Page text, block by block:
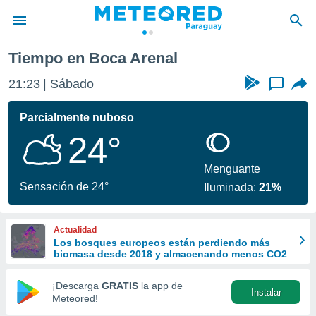
de
ha
que se
calidad.
a este
las
y
forma
digital
basada
Tiempo en Boca Arenal
21:23 Sábado ...
Parcialmente nuboso
24°
Sensación de 24°
Menguante
Iluminada:21%
Actualidad
Los bosques europeos están perdiendo más
biomasa desde 2018 y almacenando menos CO2
¡Descarga GRATIS la app de
Meteored!
Instalar